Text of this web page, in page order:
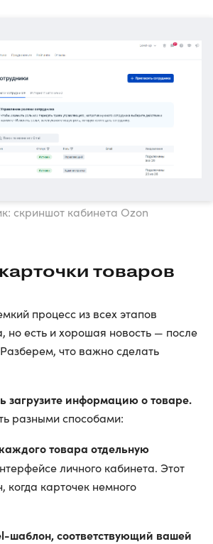
скриншот кабинета Ozon
товаров
процесс из всех этапов
но есть и хорошая новость — после
Разберем, что важно сделать
загрузите информацию о товаре.
разными способами:
товара отдельную
личного кабинета. Этот
когда карточек немного
шаблон, соответствующий вашей